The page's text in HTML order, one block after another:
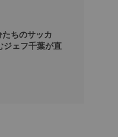
ちのサッカ
ジェフ千葉が直